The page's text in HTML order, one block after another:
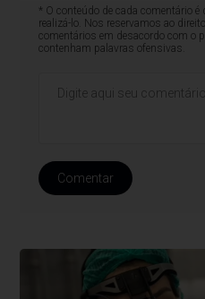
* O conteúdo de cada comentário
realizá-lo. Nos reservamos ao
comentários em desacordo com o
contenham palavras ofensivas.
Comentar